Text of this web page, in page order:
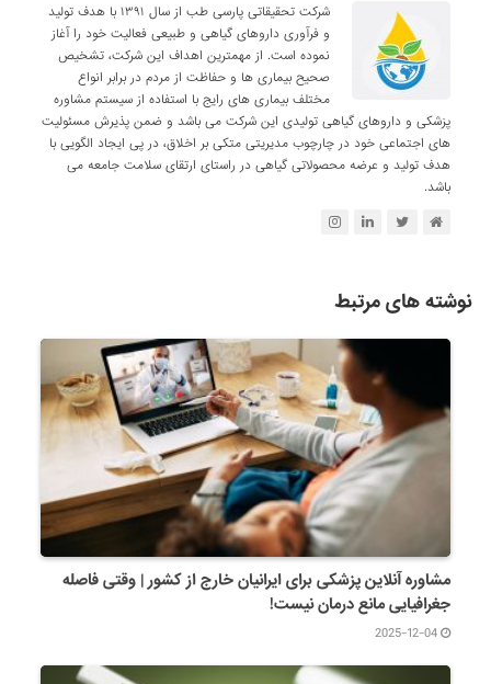
شرکت تحقیقاتی پارسی طب از سال ۱۳۹۱ با هدف تولید
و فرآوری داروهای گیاهی و طبیعی فعالیت خود را آغاز
نموده است. از مهمترین اهداف این شرکت، تشخیص
صحیح بیماری ها و حفاظت از مردم در برابر انواع
مختلف بیماری های رایج با استفاده از سیستم مشاوره
پزشکی و داروهای گیاهی تولیدی این شرکت می باشد و ضمن پذیرش مسئولیت
های اجتماعی خود در چارچوب مدیریتی متکی بر اخلاق، در پی ایجاد الگویی با
هدف تولید و عرضه محصولاتی گیاهی در راستای ارتقای سلامت جامعه می
باشد.
نوشته های مرتبط
مشاوره آنلاین پزشکی برای ایرانیان خارج از کشور | وقتی فاصله
جغرافیایی مانع درمان نیست!
2025-12-04